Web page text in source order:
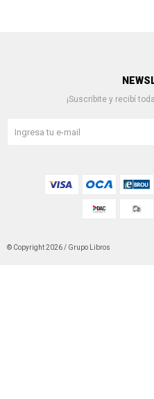
¡Suscribite y recibí
© Copyright 2026 / Grupo Libros